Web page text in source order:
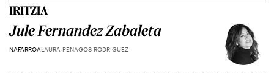
IRITZIA
Jule Fernandez Zabaleta
NAFARROALAURA PENAGOS RODRIGUEZ